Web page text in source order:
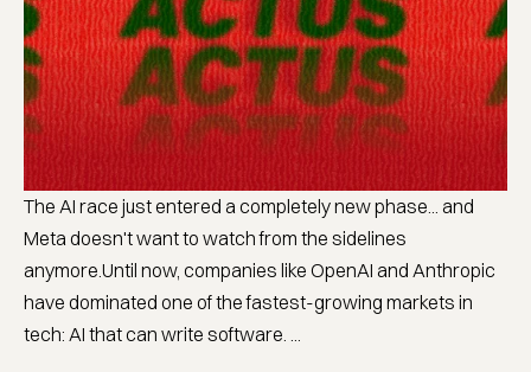
The AI race just entered a completely new phase... and
Meta doesn't want to watch from the sidelines
anymore.Until now, companies like OpenAI and Anthropic
have dominated one of the fastest-growing markets in
tech: AI that can write software. ...